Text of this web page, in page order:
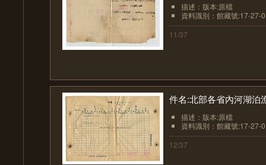
描述：版本:原檔
資料識別：館藏號:17-27-
11/37
件名:北部各省內河湖泊
描述：版本:原檔
資料識別：館藏號:17-27-
12/37